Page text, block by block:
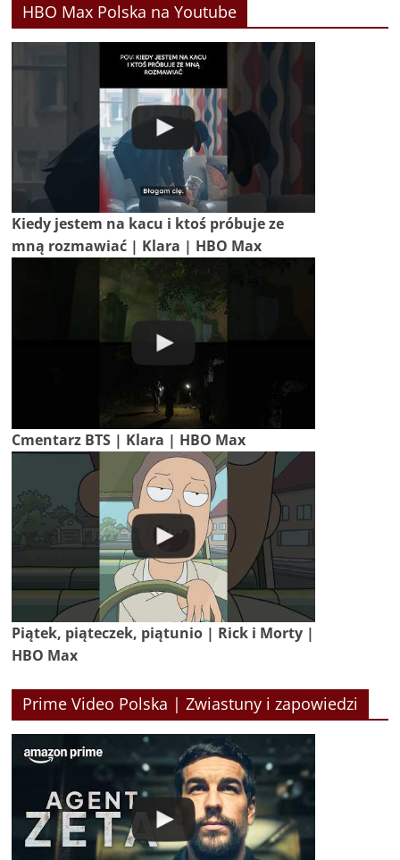
HBO Max Polska na Youtube
Kiedy jestem na kacu i ktoś próbuje ze
mną rozmawiać | Klara | HBO Max
Cmentarz BTS | Klara | HBO Max
Piątek, piąteczek, piątunio | Rick i Morty |
HBO Max
Prime Video Polska | Zwiastuny i zapowiedzi